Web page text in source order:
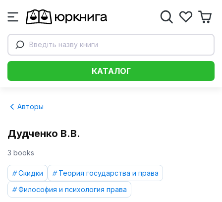
Введіть назву книги
КАТАЛОГ
Авторы
Дудченко В.В.
3 books
Скидки
Теория государства и права
Философия и психология права